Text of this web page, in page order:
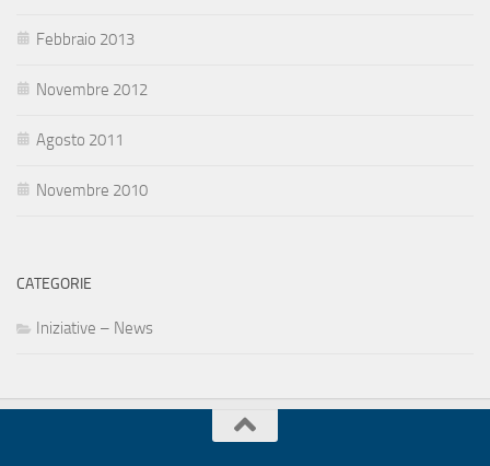
Febbraio 2013
Novembre 2012
Agosto 2011
Novembre 2010
CATEGORIE
Iniziative – News